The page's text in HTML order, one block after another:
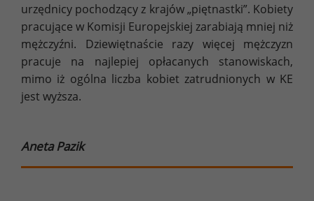
urzędnicy pochodzący z krajów „piętnastki”. Kobiety
pracujące w Komisji Europejskiej zarabiają mniej niż
mężczyźni. Dziewiętnaście razy więcej mężczyzn
pracuje na najlepiej opłacanych stanowiskach,
mimo iż ogólna liczba kobiet zatrudnionych w KE
jest wyższa.
Aneta Pazik